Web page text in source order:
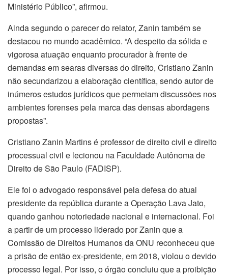
Ministério Público”, afirmou.
Ainda segundo o parecer do relator, Zanin também se
destacou no mundo acadêmico. “A despeito da sólida e
vigorosa atuação enquanto procurador à frente de
demandas em searas diversas do direito, Cristiano Zanin
não secundarizou a elaboração científica, sendo autor de
inúmeros estudos jurídicos que permeiam discussões nos
ambientes forenses pela marca das densas abordagens
propostas”.
Cristiano Zanin Martins é professor de direito civil e direito
processual civil e lecionou na Faculdade Autônoma de
Direito de São Paulo (FADISP).
Ele foi o advogado responsável pela defesa do atual
presidente da república durante a Operação Lava Jato,
quando ganhou notoriedade nacional e internacional. Foi
a partir de um processo liderado por Zanin que a
Comissão de Direitos Humanos da ONU reconheceu que
a prisão de então ex-presidente, em 2018, violou o devido
processo legal. Por isso, o órgão concluiu que a proibição